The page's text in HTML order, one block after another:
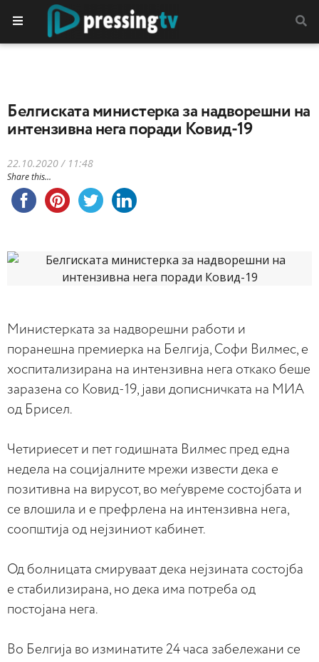
Белгиската министерка за надворешни на
интензивна нега поради Ковид-19
22.10.2020 / 11:48
Share this...
Министерката за надворешни работи и
поранешна премиерка на Белгија, Софи Вилмес, е
хоспитализирана на интензивна нега откако беше
заразена со Ковид-19, јави дописничката на МИА
од Брисел.
Четириесет и пет годишната Вилмес пред една
недела на социјалните мрежи извести дека е
позитивна на вирусот, во меѓувреме состојбата и
се влошила и е префрлена на интензивна нега,
соопштија од нејзиниот кабинет.
Од болницата смируваат дека нејзината состојба
е стабилизирана, но дека има потреба од
постојана нега.
Во Белгија во изминатите 24 часа забележани се